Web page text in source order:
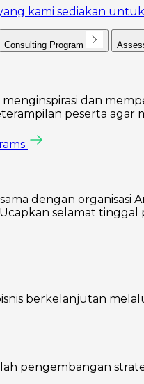
kami sediakan
Consulting Program
dan
peserta agar
dengan
selamat
berkelanjutan
pengembangan